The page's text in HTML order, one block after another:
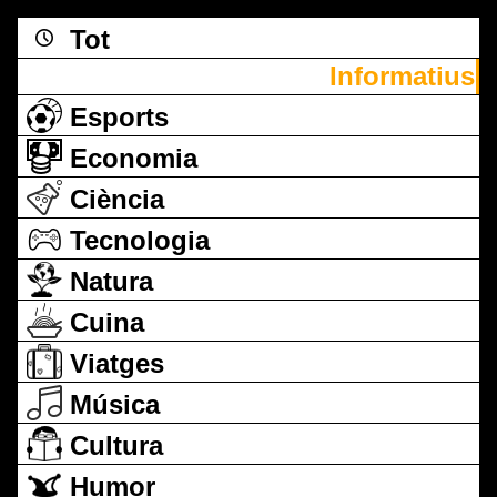
Tot
Informatius
Esports
Economia
Ciència
Tecnologia
Natura
Cuina
Viatges
Música
Cultura
Humor